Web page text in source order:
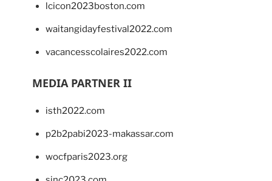
lcicon2023boston.com
waitangidayfestival2022.com
vacancesscolaires2022.com
MEDIA PARTNER II
isth2022.com
p2b2pabi2023-makassar.com
wocfparis2023.org